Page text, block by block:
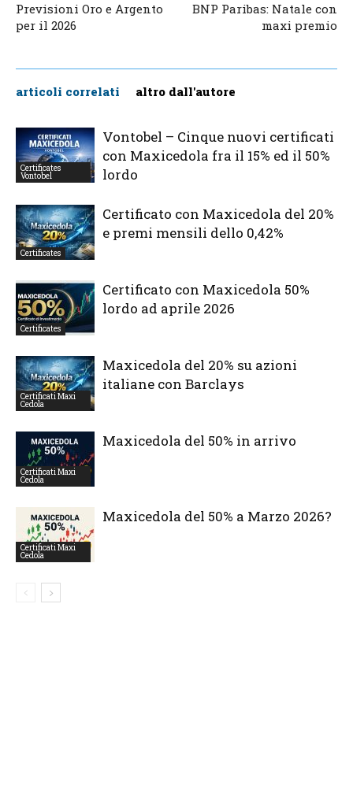
Previsioni Oro e Argento
per il 2026
BNP Paribas: Natale con
maxi premio
articoli correlati altro dall'autore
Certificates
Vontobel
Vontobel – Cinque nuovi certificati
con Maxicedola fra il 15% ed il 50%
lordo
Certificates
Certificato con Maxicedola del 20%
e premi mensili dello 0,42%
Certificates
Certificato con Maxicedola 50%
lordo ad aprile 2026
Certificati Maxi
Cedola
Maxicedola del 20% su azioni
italiane con Barclays
Certificati Maxi
Cedola
Maxicedola del 50% in arrivo
Certificati Maxi
Cedola
Maxicedola del 50% a Marzo 2026?